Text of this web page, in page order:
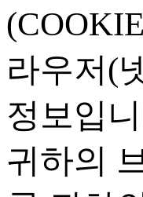
라우저(
정보입
귀하의